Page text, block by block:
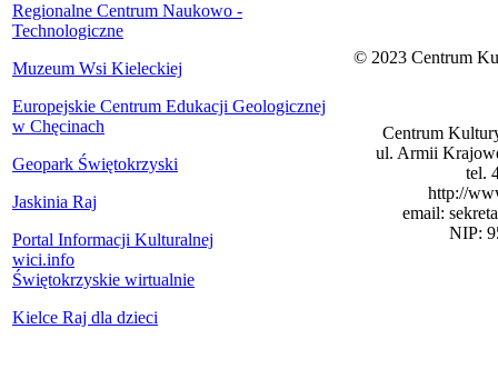
Regionalne Centrum Naukowo -
Technologiczne
Muzeum Wsi Kieleckiej
Europejskie Centrum Edukacji Geologicznej
w Chęcinach
Geopark Świętokrzyski
Jaskinia Raj
Portal Informacji Kulturalnej
wici.info
Świętokrzyskie wirtualnie
Kielce Raj dla dzieci
© 2023 Centrum
Centrum
ul. Armii
tel.
http://
email:
NIP: